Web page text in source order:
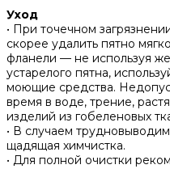
Уход
• При точечном
скорее удалить пятно
фланели — не используя
устарелого пятна,
моющие средства.
время в воде, трение,
изделий из гобеленовых
• В случаем
щадящая химчистка.
• Для полной очистки